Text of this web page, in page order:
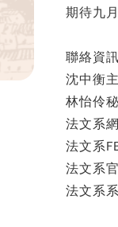
期待九
聯絡資
沈中衡
林怡伶
法文系
法文系
法文系
法文系